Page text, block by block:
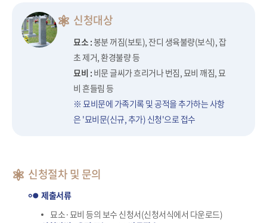
신청대상
묘소 :봉분 꺼짐(보토), 잔디 생육불량(보식), 잡
초 제거, 환경불량 등
묘비 : 비문 글씨가 흐리거나 번짐, 묘비 깨짐, 묘
비 흔들림 등
※ 묘비문에 가족기록 및 공적을 추가하는 사항
은 '묘비문(신규, 추가) 신청'으로 접수
신청절차 및 문의
제출서류
묘소·묘비 등의 보수 신청서(신청서식에서 다운로드)